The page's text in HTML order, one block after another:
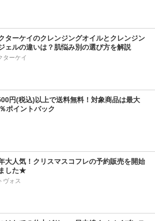
ターケイのクレンジングオイルとクレンジン
ェルの違いは？肌悩み別の選び方を解説
ターケイ
円(税込)以上で送料無料！対象商品は最大
ポイントバック
大人気！クリスマスコフレの予約販売を開始
した★
ヴォス